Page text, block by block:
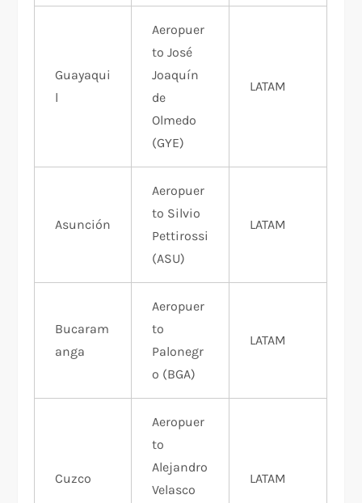
Guayaqui
l
Aeropuer
to José
Joaquín
de
Olmedo
(GYE)
LATAM
Asunción
Aeropuer
to Silvio
Pettirossi
(ASU)
LATAM
Bucaram
anga
Aeropuer
to
Palonegr
o (BGA)
LATAM
Cuzco
Aeropuer
to
Alejandro
Velasco
LATAM